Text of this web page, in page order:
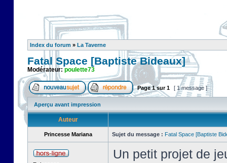
Index du forum » La Taverne
Fatal Space [Baptiste Bideaux]
Modérateur: poulette73
Page1sur1 [ 1 message ]
Aperçu avant impression
Auteur
Princesse Mariana Sujet du message : Fatal Space [Baptiste
Un petit projet de